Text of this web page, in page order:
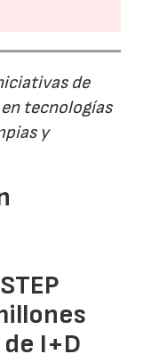
de
tecnologías
y
I+D